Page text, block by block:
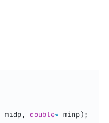
midp, double* minp ) ;